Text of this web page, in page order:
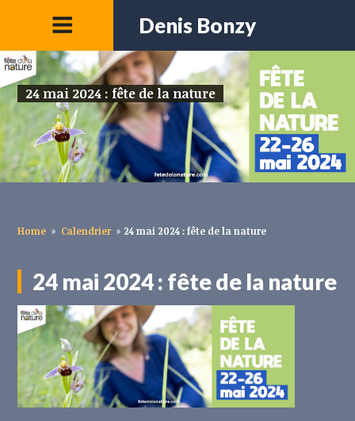
Denis Bonzy
24 mai 2024 : fête de la nature
Home » Calendrier » 24 mai 2024 : fête de la nature
24 mai 2024 : fête de la nature